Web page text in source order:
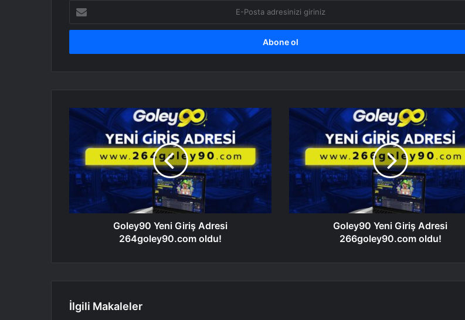
Posta
adresinizi
Goley90 Yeni Giriş Adresi
264goley90.com oldu!
Goley90 Yeni Giriş Adresi
266goley90.com oldu!
İlgili Makaleler